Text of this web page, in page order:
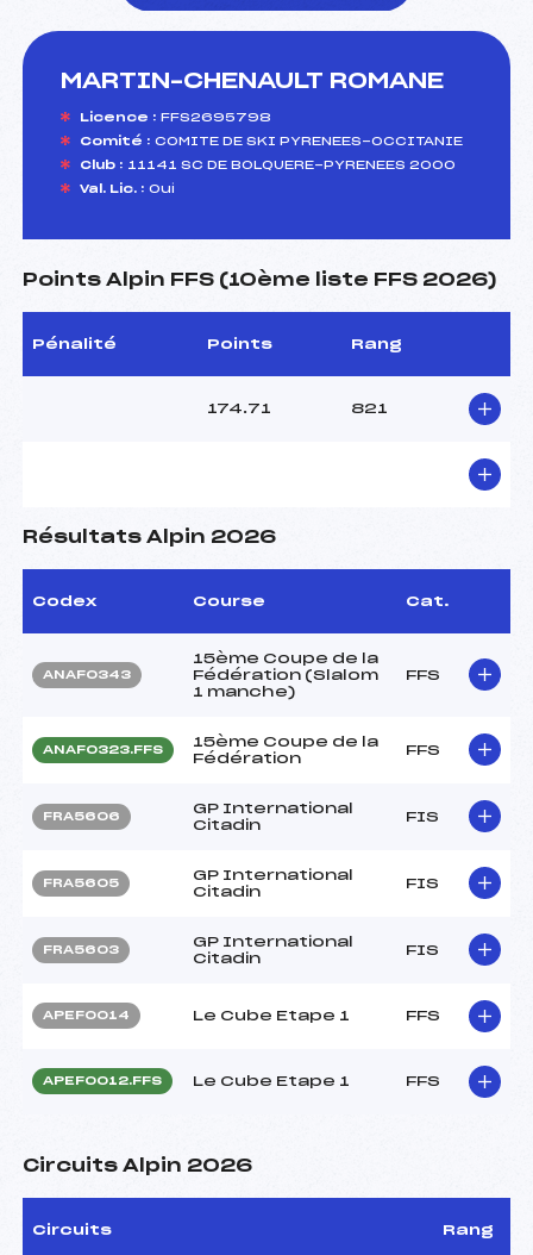
MARTIN–CHENAULT ROMANE
Licence : FFS2695798
Comité : COMITE DE SKI PYRENEES-OCCITANIE
Club : 11141 SC DE BOLQUERE-PYRENEES 2000
Val. Lic. : Oui
Points Alpin FFS (10ème liste FFS 2026)
Pénalité Points Rang
174.71 821
Résultats Alpin 2026
Codex Course Cat.
ANAF0343
15ème Coupe de la
Fédération (Slalom
1 manche)
FFS
ANAF0323.FFS
15ème Coupe de la
Fédération
FFS
FRA5606
GP International
Citadin
FIS
FRA5605
GP International
Citadin
FIS
FRA5603
GP International
Citadin
FIS
APEF0014 Le Cube Etape 1 FFS
APEF0012.FFS Le Cube Etape 1 FFS
Circuits Alpin 2026
Circuits Rang